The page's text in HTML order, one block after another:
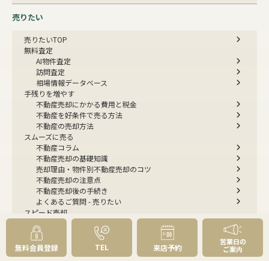
売りたい
売りたいTOP
無料査定
AI物件査定
訪問査定
相場情報データベース
手残りを増やす
不動産売却にかかる費用と税金
不動産を好条件で売る方法
不動産の売却方法
スムーズに売る
不動産コラム
不動産売却の基礎知識
売却理由・物件別不動産売却のコツ
不動産売却の注意点
不動産売却後の手続き
よくあるご質問 - 売りたい
スピード売却
不動産買取という売却方法
不動産のご売却お任せください
弊社が選ばれる理由
売却成功ストーリー40選
無料会員登録 TEL 来店予約
営業日の
ご案内